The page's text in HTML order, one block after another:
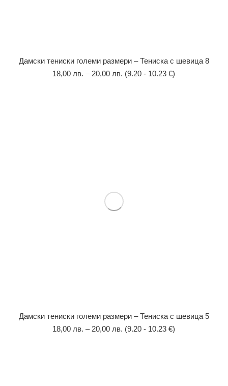
Дамски тениски големи размери – Тениска с шевица 8
18,00 лв. – 20,00 лв. (9.20 - 10.23 €)
Дамски тениски големи размери – Тениска с шевица 5
18,00 лв. – 20,00 лв. (9.20 - 10.23 €)